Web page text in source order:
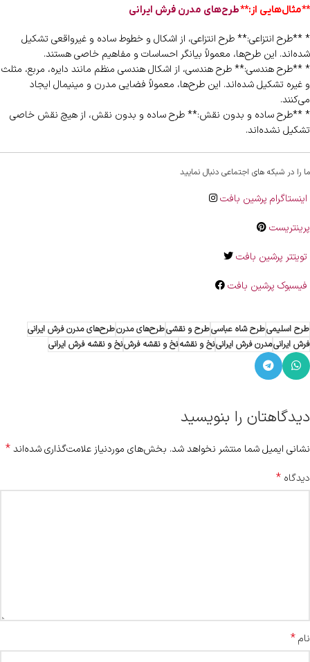
**مثال‌هایی از:**طرح‌های مدرن فرش ایرانی
* **طرح انتزاعی:** طرح انتزاعی، از اشکال و خطوط ساده و غیرواقعی تشکیل
شده‌اند. این طرح‌ها، معمولاً بیانگر احساسات و مفاهیم خاصی هستند.
* **طرح هندسی:** طرح هندسی، از اشکال هندسی منظم مانند دایره، مربع، مثلث
و غیره تشکیل شده‌اند. این طرح‌ها، معمولاً فضایی مدرن و مینیمال ایجاد
می‌کنند.
* **طرح ساده و بدون نقش:** طرح ساده و بدون نقش، از هیچ نقش خاصی
تشکیل نشده‌اند.
ما را در شبکه های اجتماعی دنبال نمایید
اینستاگرام پرشین بافت
پرینتریست
تویتتر پرشین بافت
فیسبوک پرشین بافت
طرح اسلیمیطرح شاه عباسیطرح و نقشیطرح‌های مدرنطرح‌های مدرن فرش ایرانی
فرش ایرانیمدرن فرش ایرانینخ و نقشهنخ و نقشه فرشنخ و نقشه فرش ایرانی
دیدگاهتان را بنویسید
نشانی ایمیل شما منتشر نخواهد شد. بخش‌های موردنیاز علامت‌گذاری شده‌اند*
دیدگاه *
نام*